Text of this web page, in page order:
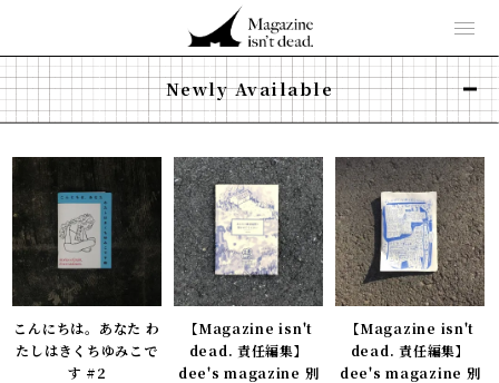
Newly Available
こんにちは。あなた わ
たしはきくちゆみこで
す #2
【Magazine isn't
dead. 責任編集】
dee's magazine 別
【Magazine isn't
dead. 責任編集】
dee's magazine 別